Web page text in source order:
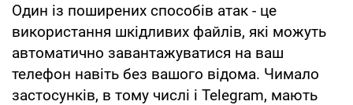
Один із поширених способів атак - це
використання шкідливих файлів, які можуть
автоматично завантажуватися на ваш
телефон навіть без вашого відома. Чимало
застосунків, в тому числі і Telegram, мають